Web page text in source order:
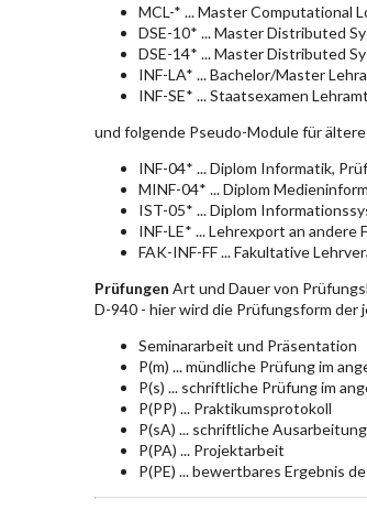
MCL-* ... Master Computational
DSE-10* ... Master Distributed
DSE-14* ... Master Distributed
INF-LA* ... Bachelor/Master
INF-SE* ... Staatsexamen
und folgende Pseudo-Module für
INF-04* ... Diplom Informatik,
MINF-04* ... Diplom
IST-05* ... Diplom
INF-LE* ... Lehrexport an andere
FAK-INF-FF ... Fakultative
Prüfungen Art und Dauer von
D-940 - hier wird die Prüfungsform
Seminararbeit und Präsentation
P(m) ... mündliche Prüfung im
P(s) ... schriftliche Prüfung im
P(PP) ... Praktikumsprotokoll
P(sA) ... schriftliche Ausarbeitung
P(PA) ... Projektarbeit
P(PE) ... bewertbares Ergebnis